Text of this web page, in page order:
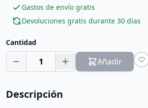
Gastos de envío gratis
Devoluciones gratis durante 30 días
Cantidad
1 Añadir
Descripción